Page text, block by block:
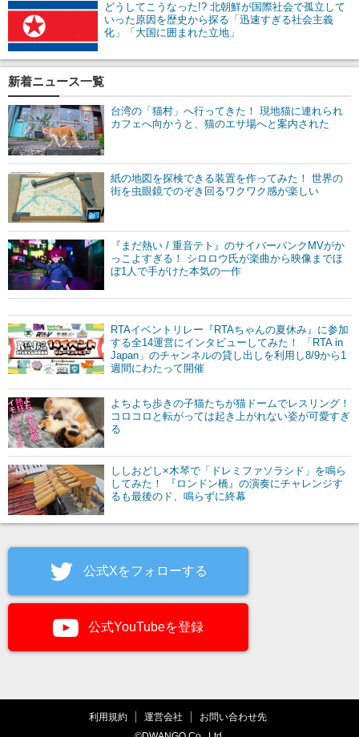
どうしてこうなった!? 北朝鮮が国際社会で孤立して
いった原因を歴史から探る「迅速すぎる社会主義
化」「大国に囲まれた立地」
新着ニュース一覧
台湾の「猫村」へ行ってきた！ 現地猫に連れられ
カフェへ向かうと、猫のエサ場へと案内された
紙の地図を探検できる装置を作ってみた！ 世界の
街を虫眼鏡でのぞき回るワクワク感が楽しい
『まだ熱い / 重音テト』のサイバーパンクMVがか
っこよすぎる！ シロロウ氏が楽曲から映像までほ
ぼ1人で手がけた本気の一作
RTAイベントリレー『RTAちゃんの夏休み』に参加
する全14運営にインタビューしてみた！ 「RTA in
Japan」のチャンネルの貸し出しを利用し8/9から1
週間にわたって開催
よちよち歩きの子猫たちが猫ドームでレスリング！
コロコロと転がっては起き上がれない姿が可愛すぎ
る
ししおどし×木琴で「ドレミファソラシド」を鳴ら
してみた！ 『ロンドン橋』の演奏にチャレンジす
るも最後のド、鳴らずに終幕
公式Xをフォローする
公式YouTubeを登録
利用規約 運営会社
お問い合わせ先